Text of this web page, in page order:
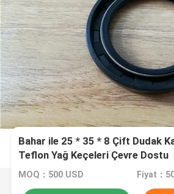
Bahar ile 25 * 35 * 8 Çift Dudak
Teflon Yağ Keçeleri Çevre Dostu
MOQ：500 USD Fiyat：